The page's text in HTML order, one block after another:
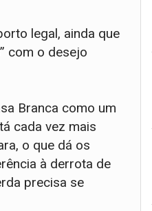
legal, ainda que
com o desejo
Branca como um
cada vez mais
o que dá os
à derrota de
precisa se